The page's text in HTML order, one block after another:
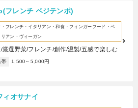
レンチ ベジテンポ)
・フレンチ・イタリアン・和食・フィンガーフード・ベ
リアン・ヴィーガン
厳選野菜/フレンチ/創作/温製/五感で楽しむ
帯 1,500～5,000円
オサナイ